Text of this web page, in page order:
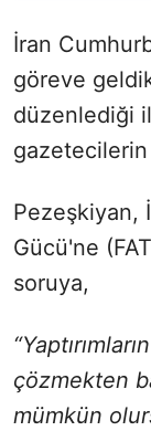
İran
göreve
düzenlediği
gazetecilerin
Pezeşkiyan,
Gücü'ne
soruya,
çözmekten
mümkün